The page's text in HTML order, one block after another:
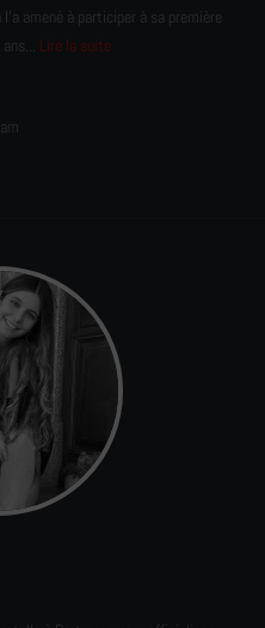
l'a amené à participer à sa première
Lire la suite